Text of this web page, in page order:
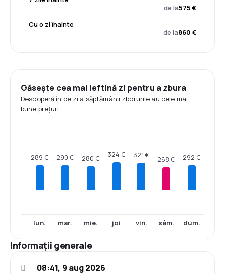
de la575 €
Cu o zi înainte
de la860 €
Găsește cea mai ieftină zi pentru a zbura
Descoperă în ce zi a săptămânii zborurile au cele mai
bune prețuri
289 €
lun.
290 €
mar.
280 €
mie.
324 €
joi
321 €
vin.
268 €
sâm.
292 €
dum.
Informații generale
08:41, 9 aug 2026